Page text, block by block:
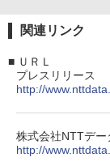
関連リンク
■ ＵＲＬ
プレスリリース
http://
株式会社NTTデー
http://